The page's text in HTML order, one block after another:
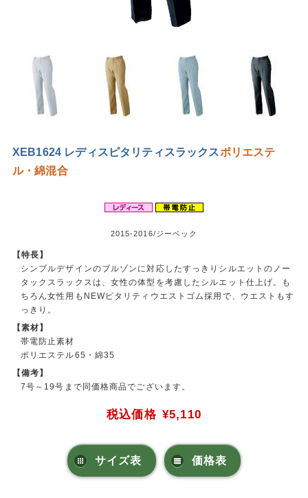
XEB1624 レディスピタリティスラックスポリエステ
ル・綿混合
2015-2016/ジーベック
【特長】
シンプルデザインのブルゾンに対応したすっきりシルエットのノー
タックスラックスは、女性の体型を考慮したシルエット仕上げ。も
ちろん女性用もNEWピタリティウエストゴム採用で、ウエストもす
っきり。
【素材】
帯電防止素材
ポリエステル65・綿35
【備考】
7号～19号まで同価格商品でございます。
税込価格 ¥5,110
サイズ表 価格表